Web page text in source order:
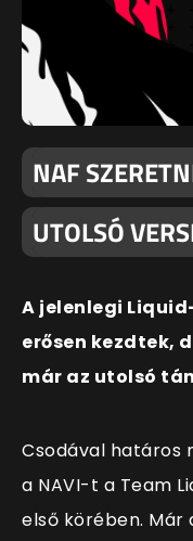
NAF
UTOLSÓ
A jelenlegi
erősen kezdtek,
már az utolsó
Csodával határos
a NAVI-t a Team
első körében. Már